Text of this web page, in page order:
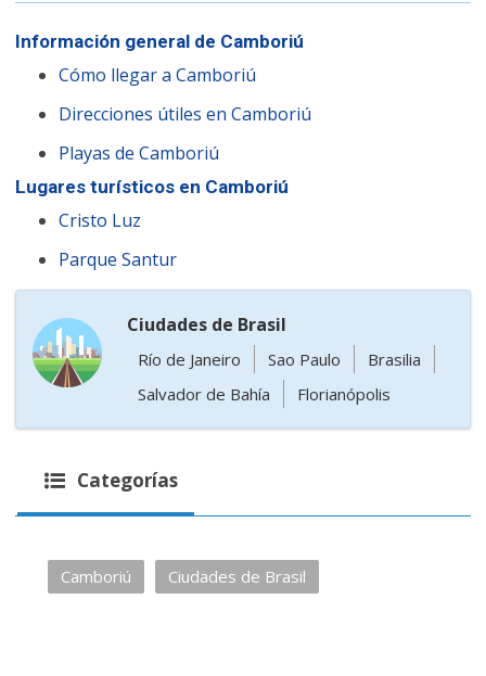
Información general de Camboriú
Cómo llegar a Camboriú
Direcciones útiles en Camboriú
Playas de Camboriú
Lugares turísticos en Camboriú
Cristo Luz
Parque Santur
Ciudades de Brasil
Río de Janeiro Sao Paulo
Brasilia
Salvador de Bahía
Florianópolis
Categorías
Camboriú Ciudades de Brasil